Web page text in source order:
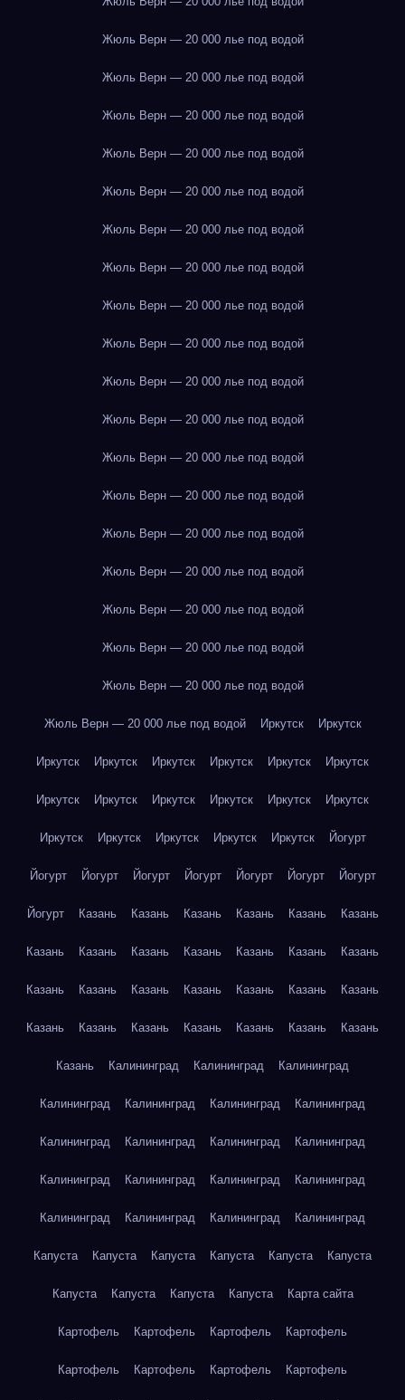
Жюль Верн — 20 000 лье под водой
Жюль Верн — 20 000 лье под водой
Жюль Верн — 20 000 лье под водой
Жюль Верн — 20 000 лье под водой
Жюль Верн — 20 000 лье под водой
Жюль Верн — 20 000 лье под водой
Жюль Верн — 20 000 лье под водой
Жюль Верн — 20 000 лье под водой
Жюль Верн — 20 000 лье под водой
Жюль Верн — 20 000 лье под водой
Жюль Верн — 20 000 лье под водой
Жюль Верн — 20 000 лье под водой
Жюль Верн — 20 000 лье под водой
Жюль Верн — 20 000 лье под водой
Жюль Верн — 20 000 лье под водой
Жюль Верн — 20 000 лье под водой
Жюль Верн — 20 000 лье под водой
Жюль Верн — 20 000 лье под водой
Жюль Верн — 20 000 лье под водой Иркутск Иркутск
Иркутск Иркутск Иркутск Иркутск Иркутск Иркутск
Иркутск Иркутск Иркутск Иркутск Иркутск Иркутск
Иркутск Иркутск Иркутск Иркутск Иркутск Йогурт
Йогурт Йогурт Йогурт Йогурт Йогурт Йогурт Йогурт
Йогурт Казань Казань Казань Казань Казань Казань
Казань Казань Казань Казань Казань Казань Казань
Казань Казань Казань Казань Казань Казань Казань
Казань Казань Казань Казань Казань Казань Казань
Казань Калининград Калининград Калининград
Калининград Калининград Калининград Калининград
Калининград Калининград Калининград Калининград
Калининград Калининград Калининград Калининград
Калининград Калининград Калининград Калининград
Капуста Капуста Капуста Капуста Капуста Капуста
Капуста Капуста Капуста Капуста Карта сайта
Картофель Картофель Картофель Картофель
Картофель Картофель Картофель Картофель